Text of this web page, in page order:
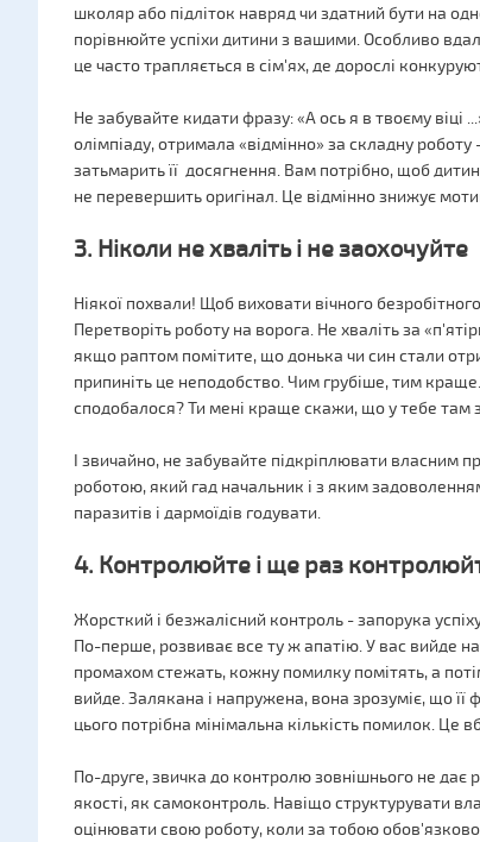
школяр або підліток навряд чи здатний бути на
порівнюйте успіхи дитини з вашими. Особливо
це часто трапляється в сім'ях, де дорослі
Не забувайте кидати фразу: «А ось я в твоєму віці
олімпіаду, отримала «відмінно» за складну
затьмарить її досягнення. Вам потрібно, щоб
не перевершить оригінал. Це відмінно знижує
3. Ніколи не хваліть і не заохочуйте
Ніякої похвали! Щоб виховати вічного
Перетворіть роботу на ворога. Не хваліть за
якщо раптом помітите, що донька чи син стали
припиніть це неподобство. Чим грубіше, тим
сподобалося? Ти мені краще скажи, що у тебе там
І звичайно, не забувайте підкріплювати власним
роботою, який гад начальник і з яким
паразитів і дармоїдів годувати.
4. Контролюйте і ще раз
Жорсткий і безжалісний контроль - запорука
По-перше, розвиває все ту ж апатію. У вас вийде
промахом стежать, кожну помилку помітять, а
вийде. Залякана і напружена, вона зрозуміє, що її
цього потрібна мінімальна кількість помилок. Це
По-друге, звичка до контролю зовнішнього не дає
якості, як самоконтроль. Навіщо структурувати
оцінювати свою роботу, коли за тобою